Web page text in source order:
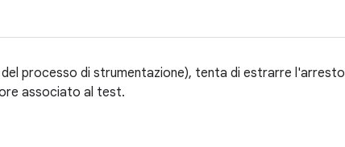
processo di strumentazione), tenta di estrarre l'arresto
associato al test.